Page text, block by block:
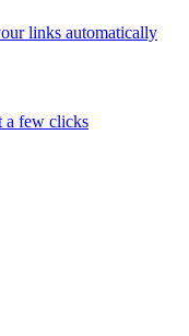
links automatically
a few clicks